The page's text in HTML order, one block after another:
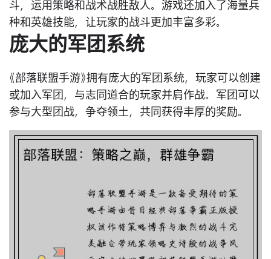
斗，运用策略和战术战胜敌人。游戏还加入了海量兵
种和英雄技能，让玩家的战斗更加丰富多彩。
庞大的军团系统
《部落联盟手游》拥有庞大的军团系统，玩家可以创建
或加入军团，与志同道合的玩家并肩作战。军团可以
参与大型团战，争夺领土，共同获得丰厚的奖励。